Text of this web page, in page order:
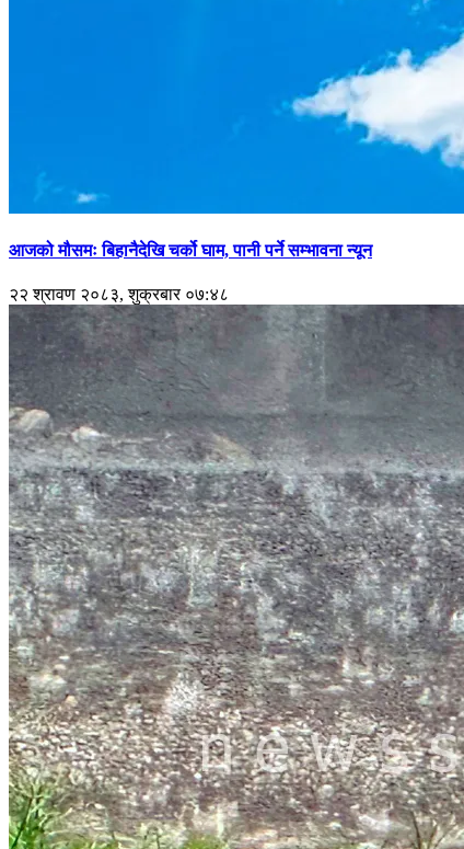
आजको मौसमः बिहानैदेखि चर्को घाम, पानी पर्ने सम्भावना न्यून
२२ श्रावण २०८३, शुक्रबार ०७:४८